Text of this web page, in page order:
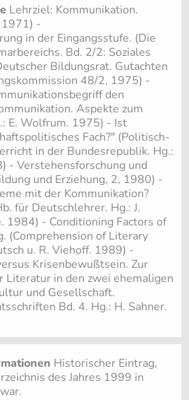
Lehrziel: Kommunikation.
1971) -
in der Eingangsstufe. (Die
Bd. 2/2: Soziales
Bildungsrat. Gutachten
48/2, 1975) -
den
Aspekte zum
E. Wolfrum. 1975) - Ist
Fach?" (Politisch-
in der Bundesrepublik. Hg.:
- Verstehensforschung und
und Erziehung, 2, 1980) -
mit der Kommunikation?
für Deutschlehrer. Hg.: J.
1984) - Conditioning Factors of
(Comprehension of Literary
u. R. Viehoff. 1989) -
Krisenbewußtsein. Zur
Literatur in den zwei ehemaligen
und Gesellschaft.
Bd. 4. Hg.: H. Sahner.
Historischer Eintrag,
des Jahres 1999 in